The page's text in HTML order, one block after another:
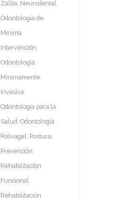
Zalba, Neurodental,
Odontología de
Mínima
Intervención,
Odontología
Mínimamente
Invasiva,
Odontología para la
Salud, Odontología
Polivagal, Postura,
Prevención,
Rehabilitación
Funcional,
Rehabilitación